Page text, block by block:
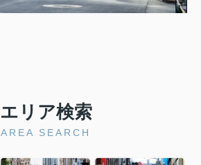
エリア検索
AREA SEARCH